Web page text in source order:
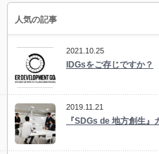
人気の記事
2021.10.25
IDGsをご存じですか？
2019.11.21
『SDGs de 地方創生